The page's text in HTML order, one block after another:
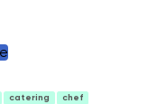
catering chef